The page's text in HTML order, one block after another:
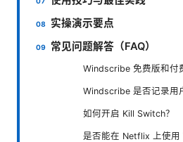
实操演示要点
常见问题解答（FAQ）
Windscribe 免费版和付
Windscribe 是否记录用
如何开启 Kill Switch？
是否能在 Netflix 上使用